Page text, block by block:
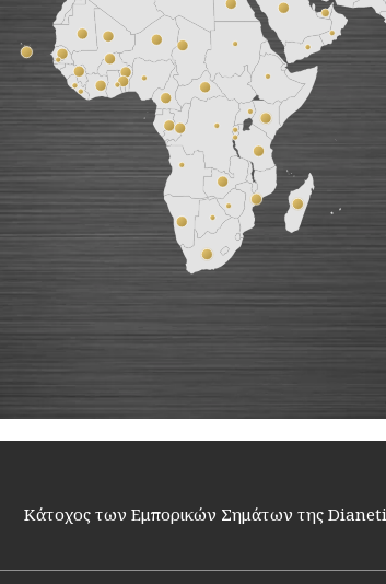
Κάτοχος των Εμπορικών Σημάτων της